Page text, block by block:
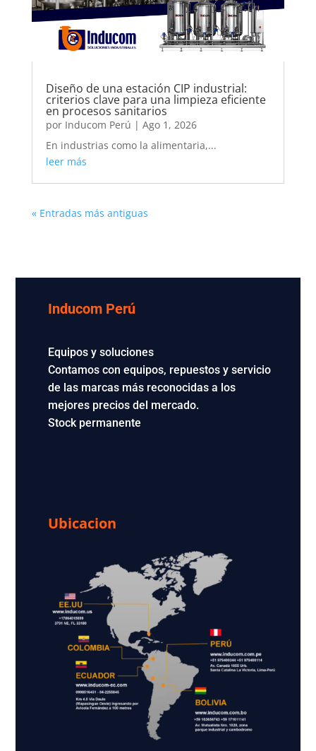
Diseño de una estación CIP industrial:
criterios clave para una limpieza eficiente
en procesos sanitarios
por Inducom Perú | Ago 1, 2026
En industrias como la alimentaria,...
leer más
« Entradas más antiguas
Inducom Perú
Equipos y soluciones
Contamos con equipos, repuestos y servicio
de las marcas más reconocidas a los
mejores precios del mercado.
Stock permanente
Ubicacion